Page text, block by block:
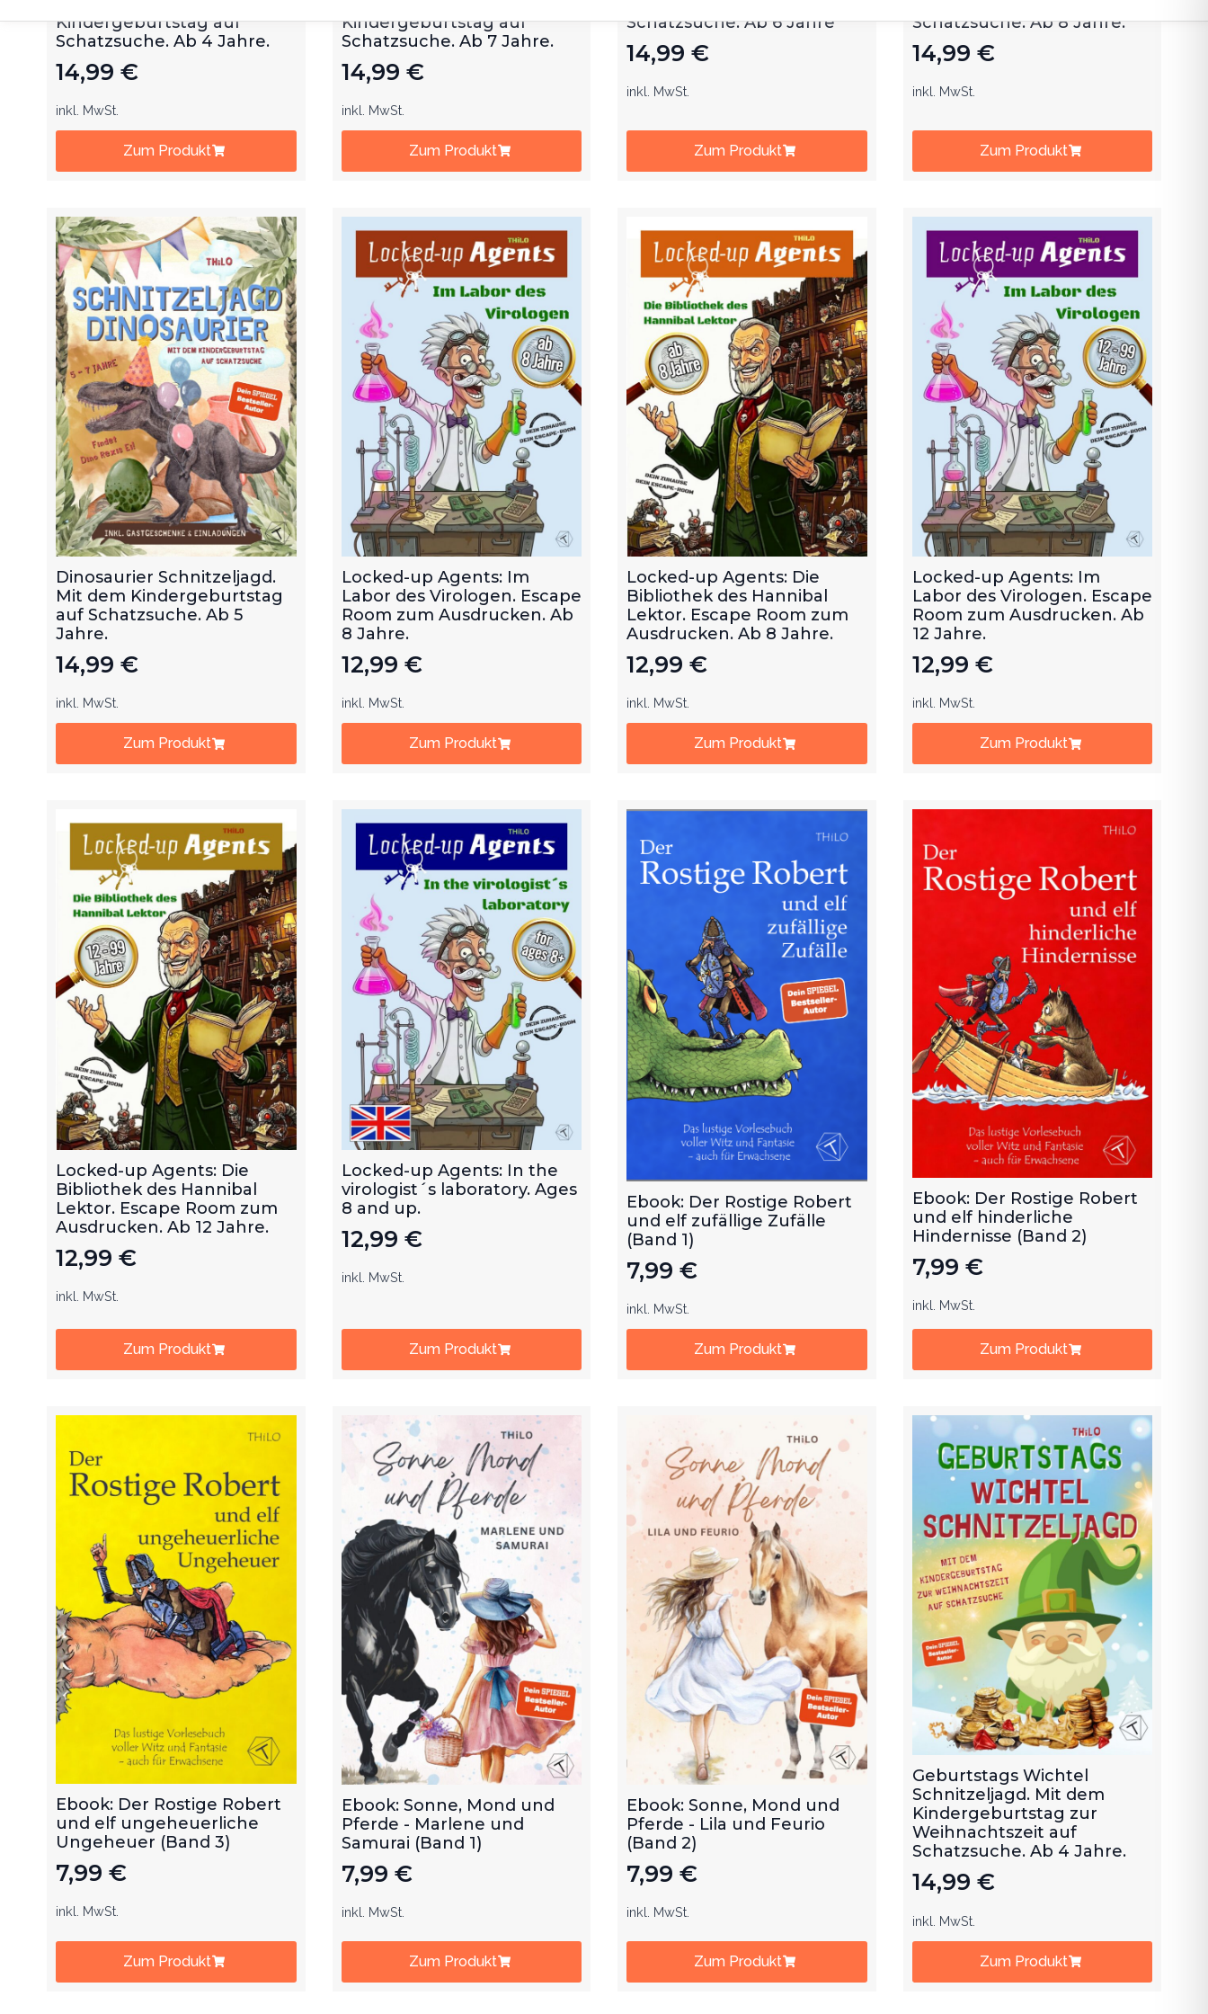
Kindergeburtstag auf
Schatzsuche. Ab 4 Jahre.
14,99 €
inkl. MwSt.
Zum Produkt
Kindergeburtstag auf
Schatzsuche. Ab 7 Jahre.
14,99 €
inkl. MwSt.
Zum Produkt
Schatzsuche. Ab 6 Jahre
14,99 €
inkl. MwSt.
Zum Produkt
Schatzsuche. Ab 8 Jahre.
14,99 €
inkl. MwSt.
Zum Produkt
Dinosaurier Schnitzeljagd.
Mit dem Kindergeburtstag
auf Schatzsuche. Ab 5
Jahre.
14,99 €
inkl. MwSt.
Zum Produkt
Locked-up Agents: Im
Labor des Virologen. Escape
Room zum Ausdrucken. Ab
8 Jahre.
12,99 €
inkl. MwSt.
Zum Produkt
Locked-up Agents: Die
Bibliothek des Hannibal
Lektor. Escape Room zum
Ausdrucken. Ab 8 Jahre.
12,99 €
inkl. MwSt.
Zum Produkt
Locked-up Agents: Im
Labor des Virologen. Escape
Room zum Ausdrucken. Ab
12 Jahre.
12,99 €
inkl. MwSt.
Zum Produkt
Locked-up Agents: Die
Bibliothek des Hannibal
Lektor. Escape Room zum
Ausdrucken. Ab 12 Jahre.
12,99 €
inkl. MwSt.
Zum Produkt
Locked-up Agents: In the
virologist´s laboratory. Ages
8 and up.
12,99 €
inkl. MwSt.
Zum Produkt
Ebook: Der Rostige Robert
und elf zufällige Zufälle
(Band 1)
7,99 €
inkl. MwSt.
Zum Produkt
Ebook: Der Rostige Robert
und elf hinderliche
Hindernisse (Band 2)
7,99 €
inkl. MwSt.
Zum Produkt
Ebook: Der Rostige Robert
und elf ungeheuerliche
Ungeheuer (Band 3)
7,99 €
inkl. MwSt.
Zum Produkt
Ebook: Sonne, Mond und
Pferde - Marlene und
Samurai (Band 1)
7,99 €
inkl. MwSt.
Zum Produkt
Ebook: Sonne, Mond und
Pferde - Lila und Feurio
(Band 2)
7,99 €
inkl. MwSt.
Zum Produkt
Geburtstags Wichtel
Schnitzeljagd. Mit dem
Kindergeburtstag zur
Weihnachtszeit auf
Schatzsuche. Ab 4 Jahre.
14,99 €
inkl. MwSt.
Zum Produkt